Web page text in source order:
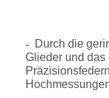
- Durch die
Glieder und das